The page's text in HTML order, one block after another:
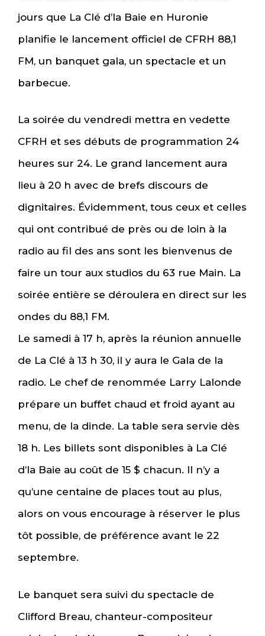
jours que La Clé d’la Baie en Huronie
planifie le lancement officiel de CFRH 88,1
FM, un banquet gala, un spectacle et un
barbecue.
La soirée du vendredi mettra en vedette
CFRH et ses débuts de programmation 24
heures sur 24. Le grand lancement aura
lieu à 20 h avec de brefs discours de
dignitaires. Évidemment, tous ceux et celles
qui ont contribué de près ou de loin à la
radio au fil des ans sont les bienvenus de
faire un tour aux studios du 63 rue Main. La
soirée entière se déroulera en direct sur les
ondes du 88,1 FM.
Le samedi à 17 h, après la réunion annuelle
de La Clé à 13 h 30, il y aura le Gala de la
radio. Le chef de renommée Larry Lalonde
prépare un buffet chaud et froid ayant au
menu, de la dinde. La table sera servie dès
18 h. Les billets sont disponibles à La Clé
d’la Baie au coût de 15 $ chacun. Il n’y a
qu’une centaine de places tout au plus,
alors on vous encourage à réserver le plus
tôt possible, de préférence avant le 22
septembre.
Le banquet sera suivi du spectacle de
Clifford Breau, chanteur-compositeur